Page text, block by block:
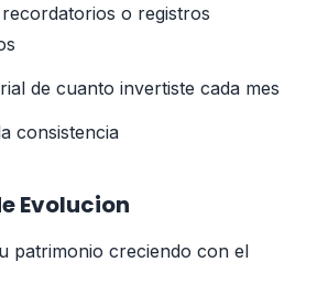
o registros
de cuanto invertiste cada mes
consistencia
Evolucion
patrimonio creciendo con el